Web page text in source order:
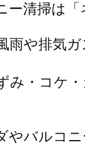
清掃は
雨や排気
み・コケ
やバルコ